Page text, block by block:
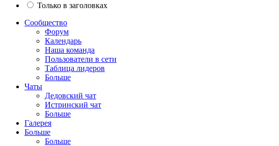
Только в заголовках
Сообщество
Форум
Календарь
Наша команда
Пользователи в сети
Таблица лидеров
Больше
Чаты
Дедовский чат
Истринский чат
Больше
Галерея
Больше
Больше